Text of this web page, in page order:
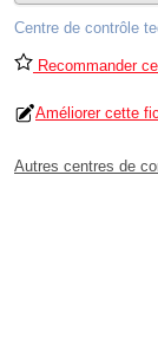
Centre de contrôle
Recommander
Améliorer cette
Autres centres de